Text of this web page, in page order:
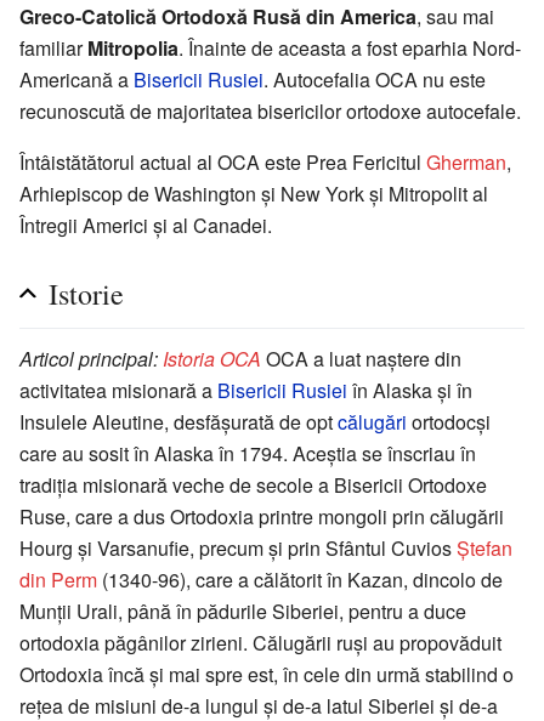
Greco-Catolică Ortodoxă Rusă din America, sau mai
familiarMitropolia. Înainte de aceasta a fost eparhia Nord-
Americană a Bisericii Rusiei. Autocefalia OCA nu este
recunoscută de majoritatea bisericilor ortodoxe autocefale.
Întâistătătorul actual al OCA este Prea Fericitul Gherman,
Arhiepiscop de Washington şi New York şi Mitropolit al
Întregii Americi și al Canadei.
Istorie
Articol principal: Istoria OCA OCA a luat naștere din
activitatea misionară a Bisericii Rusiei în Alaska şi în
Insulele Aleutine, desfăşurată de optcălugări ortodocşi
care au sosit în Alaska în 1794. Aceștia se înscriau în
tradiția misionară veche de secole a Bisericii Ortodoxe
Ruse, care a dus Ortodoxia printre mongoli prin călugării
Hourg şi Varsanufie, precum și prin Sfântul CuviosŞtefan
din Perm (1340-96), care a călătorit în Kazan, dincolo de
Munţii Urali, până în pădurile Siberiei, pentru a duce
ortodoxia păgânilor zirieni. Călugării ruşi au propovăduit
Ortodoxia încă şi mai spre est, în cele din urmă stabilind o
reţea de misiuni de-a lungul şi de-a latul Siberiei şi de-a